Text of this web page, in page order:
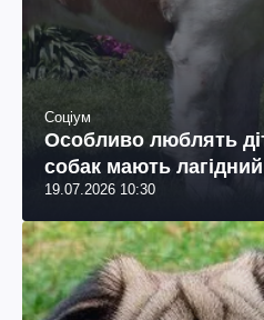
Соціум
Особливо люблять
собак мають
19.07.2026 10:30